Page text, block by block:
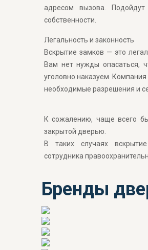
адресом вызова.
собственности.
Легальность и законность
Вскрытие замков — это
Вам нет нужды опасаться,
уголовно наказуем.
необходимые разрешения и
К сожалению, чаще всего
закрытой дверью.
В таких случаях
сотрудника
Бренды